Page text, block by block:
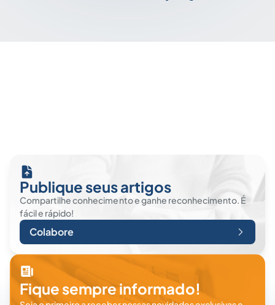
Publique seus artigos
Compartilhe conhecimento e ganhe reconhecimento. É
fácil e rápido!
Colabore
Fique sempre informado!